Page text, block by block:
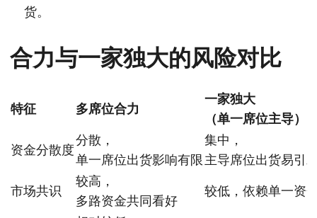
货。
合力与一家独大的风险对比
特征 多席位合力
一家独大
（单一席位主导）
资金分散度
分散，
单一席位出货影响有限
集中，
主导席位出货易引
市场共识
较高，
多路资金共同看好
较低，依赖单一资